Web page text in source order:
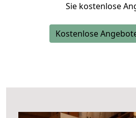
Sie kostenlose
Kostenlose